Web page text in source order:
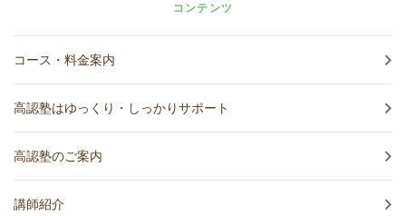
コンテンツ
コース・料金案内
高認塾はゆっくり・しっかりサポート
高認塾のご案内
講師紹介